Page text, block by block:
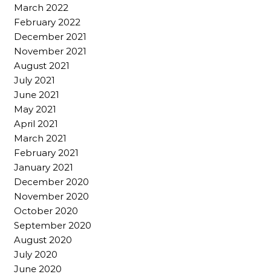
March 2022
February 2022
December 2021
November 2021
August 2021
July 2021
June 2021
May 2021
April 2021
March 2021
February 2021
January 2021
December 2020
November 2020
October 2020
September 2020
August 2020
July 2020
June 2020